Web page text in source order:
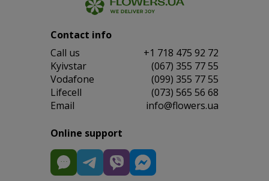
Contact info
Сall us
+1 718 475 92 72
Kyivstar
(067) 355 77 55
Vodafone
(099) 355 77 55
Lifecell
(073) 565 56 68
Email
info@flowers.ua
Online support